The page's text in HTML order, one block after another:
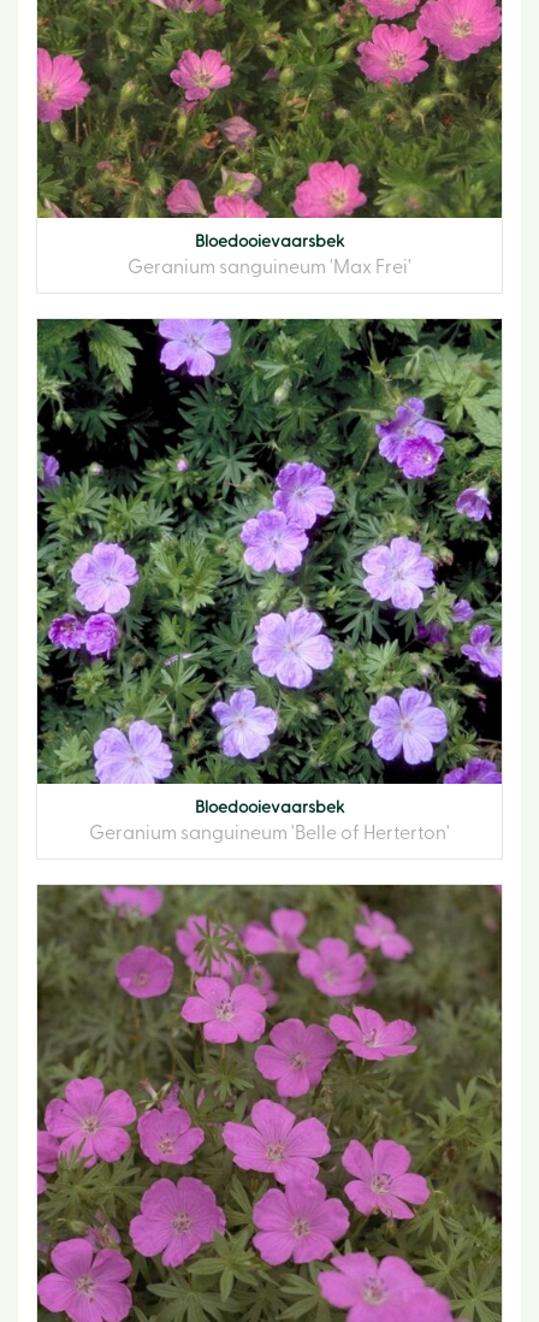
Bloedooievaarsbek
Geranium sanguineum 'Max Frei'
Bloedooievaarsbek
Geranium sanguineum 'Belle of Herterton'